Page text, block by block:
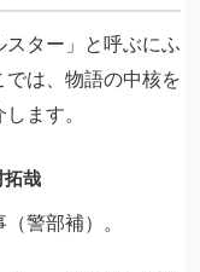
ター」と呼ぶにふ
は、物語の中核を
ます。
拓哉
警部補）。